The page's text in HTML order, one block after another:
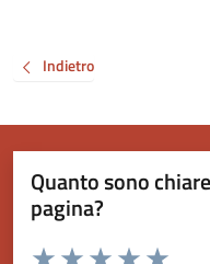
Indietro
Quanto sono
pagina?
Valuta da 1 a 5 stelle la pagina